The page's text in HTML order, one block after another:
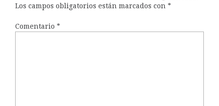
Los campos obligatorios están marcados con *
Comentario *